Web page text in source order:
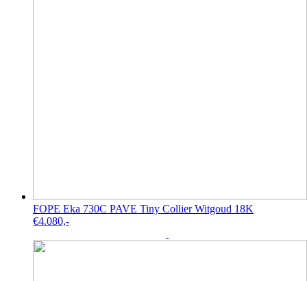
FOPE Eka 730C PAVE Tiny Collier Witgoud 18K
€4.080,-